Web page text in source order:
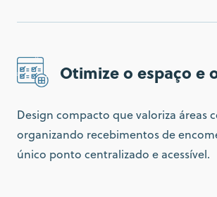
Otimize o espaço e
Design compacto que valoriza áreas
organizando recebimentos de
único ponto centralizado e acessível.